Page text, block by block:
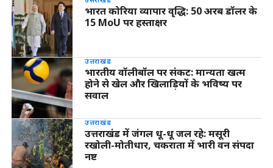
भारत कोरिया व्यापार वृद्धि: 50 अरब डॉलर के
15 MoU पर हस्ताक्षर
उत्तराखंड
भारतीय वॉलीबॉल पर संकट: मान्यता खत्म
होने से खेल और खिलाड़ियों के भविष्य पर
सवाल
उत्तराखंड
उत्तराखंड में जंगल धू-धू जल रहे: मसूरी
रखोली-मोतीधार, चकराता में भारी वन संपदा
नष्ट